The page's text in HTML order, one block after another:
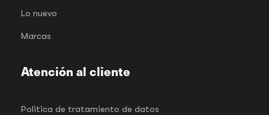
Lo nuevo
Marcas
Atención al cliente
Politica de tratamiento de datos